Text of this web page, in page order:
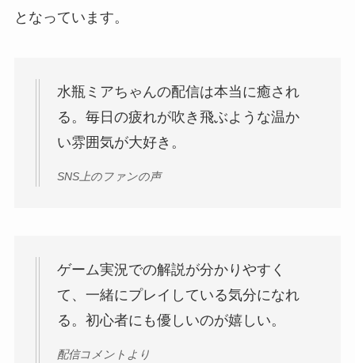
となっています。
水瓶ミアちゃんの配信は本当に癒され
る。毎日の疲れが吹き飛ぶような温か
い雰囲気が大好き。
SNS上のファンの声
ゲーム実況での解説が分かりやすく
て、一緒にプレイしている気分になれ
る。初心者にも優しいのが嬉しい。
配信コメントより